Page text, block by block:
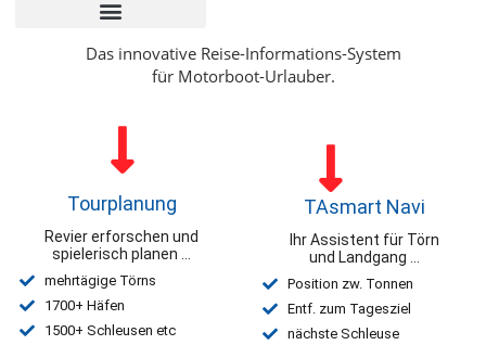
Das innovative Reise-Informations-System
für Motorboot-Urlauber.
Tourplanung
Revier erforschen und
spielerisch planen …
mehrtägige Törns
1700+ Häfen
1500+ Schleusen etc
TAsmart Navi
Ihr Assistent für Törn
und Landgang …
Position zw. Tonnen
Entf. zum Tagesziel
nächste Schleuse